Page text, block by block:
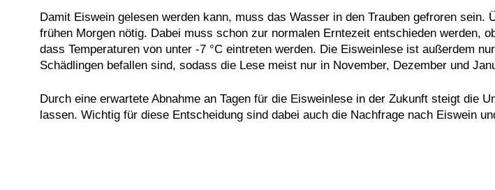
Damit Eiswein gelesen werden kann, muss das Wasser in den Trauben gefroren
frühen Morgen nötig. Dabei muss schon zur normalen Erntezeit entschieden werden,
dass Temperaturen von unter ‑7 °C eintreten werden. Die Eisweinlese ist außerdem
Schädlingen befallen sind, sodass die Lese meist nur in November, Dezember und
Durch eine erwartete Abnahme an Tagen für die Eisweinlese in der Zukunft steigt die
lassen. Wichtig für diese Entscheidung sind dabei auch die Nachfrage nach Eiswein